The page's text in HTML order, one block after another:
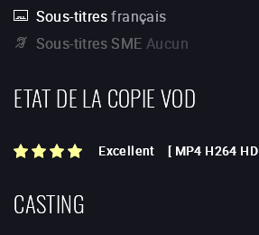
Sous-titres français
Sous-titres SME Aucun
ETAT DE LA COPIE VOD
Excellent [ MP4 H264 HD
CASTING